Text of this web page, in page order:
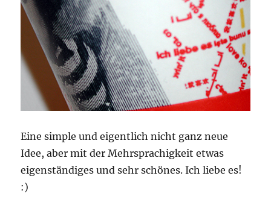
Eine simple und eigentlich nicht ganz neue
Idee, aber mit der Mehrsprachigkeit etwas
eigenständiges und sehr schönes. Ich liebe es!
:)